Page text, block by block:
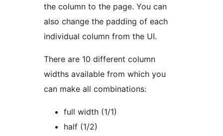
the column to the page. You can
also change the padding of each
individual column from the UI.
There are 10 different column
widths available from which you
can make all combinations:
full width (1/1)
half (1/2)